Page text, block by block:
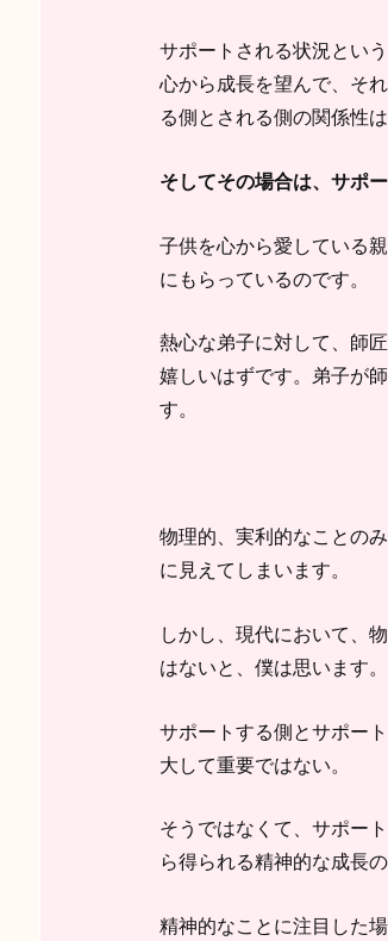
サポートされる状況とい
心から成長を望んで、そ
る側とされる側の関係性
そしてその場合は、サポ
子供を心から愛している
にもらっているのです。
熱心な弟子に対して、師
嬉しいはずです。弟子が
す。
物理的、実利的なことの
に見えてしまいます。
しかし、現代において、
はないと、僕は思います。
サポートする側とサポー
大して重要ではない。
そうではなくて、サポー
ら得られる精神的な成長
精神的なことに注目した